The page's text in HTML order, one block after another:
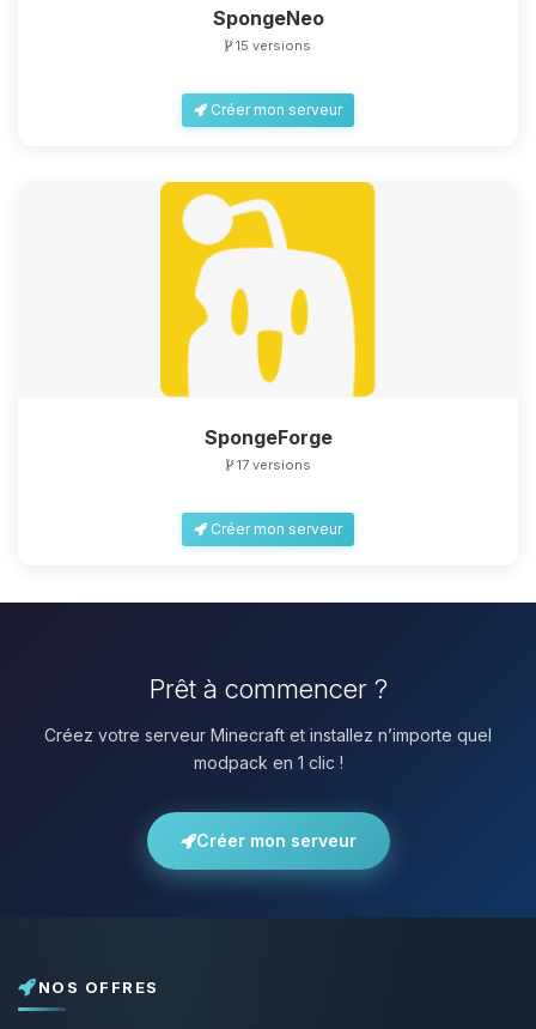
SpongeNeo
15 versions
Créer mon serveur
SpongeForge
17 versions
Créer mon serveur
Prêt à commencer ?
Créez votre serveur Minecraft et installez n’importe quel
modpack en 1 clic !
Créer mon serveur
NOS OFFRES